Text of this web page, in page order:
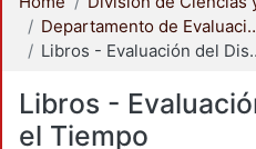
Departamento de
Libros -
Libros -
el Tiempo